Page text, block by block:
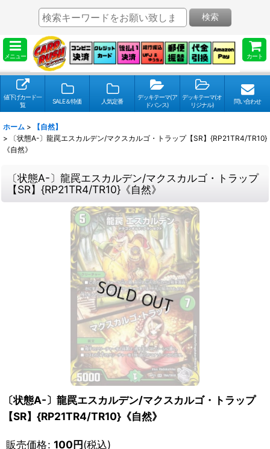
メニュー カート
検索
値下げカード一
覧
SALE＆特価 人気定番
デッキテーマ(ア
ドバンス)
デッキテーマ(オ
リジナル)
問い合わせ
ホーム >
【自然】
>
〔状態A-〕龍罠エスカルデン/マクスカルゴ・トラップ【SR】{RP21TR4/TR10}
《自然》
〔状態A-〕龍罠エスカルデン/マクスカルゴ・トラップ
【SR】{RP21TR4/TR10}《自然》
〔状態A-〕龍罠エスカルデン/マクスカルゴ・トラップ
【SR】{RP21TR4/TR10}《自然》
販売価格: 100円(税込)